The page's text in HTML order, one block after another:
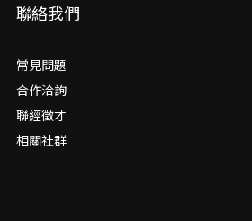
聯絡我們
常見問題
合作洽詢
聯經徵才
相關社群